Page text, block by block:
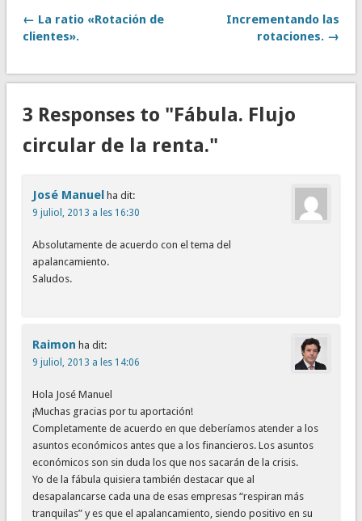
← La ratio «Rotación de
clientes».
Incrementando las
rotaciones. →
3 Responses to "Fábula. Flujo
circular de la renta."
José Manuel ha dit:
9 juliol, 2013 a les 16:30
Absolutamente de acuerdo con el tema del
apalancamiento.
Saludos.
Raimon ha dit:
9 juliol, 2013 a les 14:06
Hola José Manuel
¡Muchas gracias por tu aportación!
Completamente de acuerdo en que deberíamos atender a los
asuntos económicos antes que a los financieros. Los asuntos
económicos son sin duda los que nos sacarán de la crisis.
Yo de la fábula quisiera también destacar que al
desapalancarse cada una de esas empresas “respiran más
tranquilas” y es que el apalancamiento, siendo positivo en su